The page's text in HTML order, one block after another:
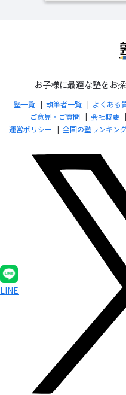
お子様に最適な塾をお
塾一覧 執筆者一覧 よくある
ご意見・ご質問
会社概要
運営ポリシー
全国の塾ランキン
LINE